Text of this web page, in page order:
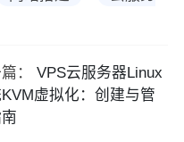
：
VPS云服务器Linux
虚拟化：创建与管